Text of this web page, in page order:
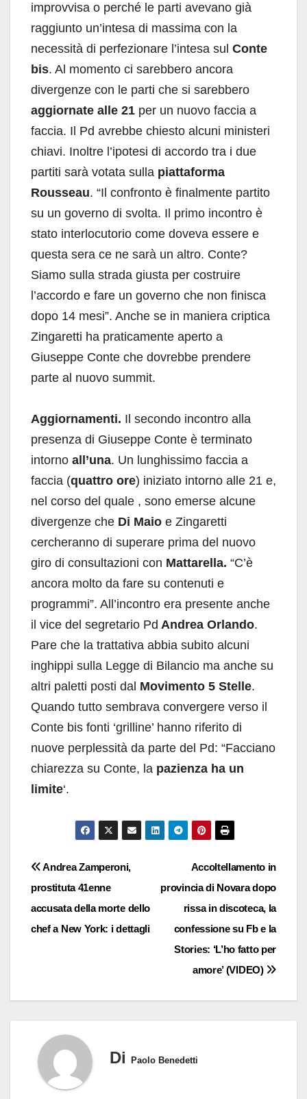
improvvisa o perché le parti avevano già
raggiunto un’intesa di massima con la
necessità di perfezionare l’intesa sul Conte
bis. Al momento ci sarebbero ancora
divergenze con le parti che si sarebbero
aggiornate alle 21 per un nuovo faccia a
faccia. Il Pd avrebbe chiesto alcuni ministeri
chiavi. Inoltre l’ipotesi di accordo tra i due
partiti sarà votata sulla piattaforma
Rousseau. “Il confronto è finalmente partito
su un governo di svolta. Il primo incontro è
stato interlocutorio come doveva essere e
questa sera ce ne sarà un altro. Conte?
Siamo sulla strada giusta per costruire
l’accordo e fare un governo che non finisca
dopo 14 mesi”. Anche se in maniera criptica
Zingaretti ha praticamente aperto a
Giuseppe Conte che dovrebbe prendere
parte al nuovo summit.
Aggiornamenti. Il secondo incontro alla
presenza di Giuseppe Conte è terminato
intorno all’una. Un lunghissimo faccia a
faccia (quattro ore) iniziato intorno alle 21 e,
nel corso del quale , sono emerse alcune
divergenze che Di Maio e Zingaretti
cercheranno di superare prima del nuovo
giro di consultazioni con Mattarella. “C’è
ancora molto da fare su contenuti e
programmi”. All’incontro era presente anche
il vice del segretario Pd Andrea Orlando.
Pare che la trattativa abbia subito alcuni
inghippi sulla Legge di Bilancio ma anche su
altri paletti posti dal Movimento 5 Stelle.
Quando tutto sembrava convergere verso il
Conte bis fonti ‘grilline’ hanno riferito di
nuove perplessità da parte del Pd: “Facciano
chiarezza su Conte, la pazienza ha un
limite‘.
Navigazione
articoli
Accoltellamento in
provincia di Novara dopo
rissa in discoteca, la
confessione su Fb e la
Stories: ‘L’ho fatto per
amore’ (VIDEO)
Andrea Zamperoni,
prostituta 41enne
accusata della morte dello
chef a New York: i dettagli
Di Paolo Benedetti